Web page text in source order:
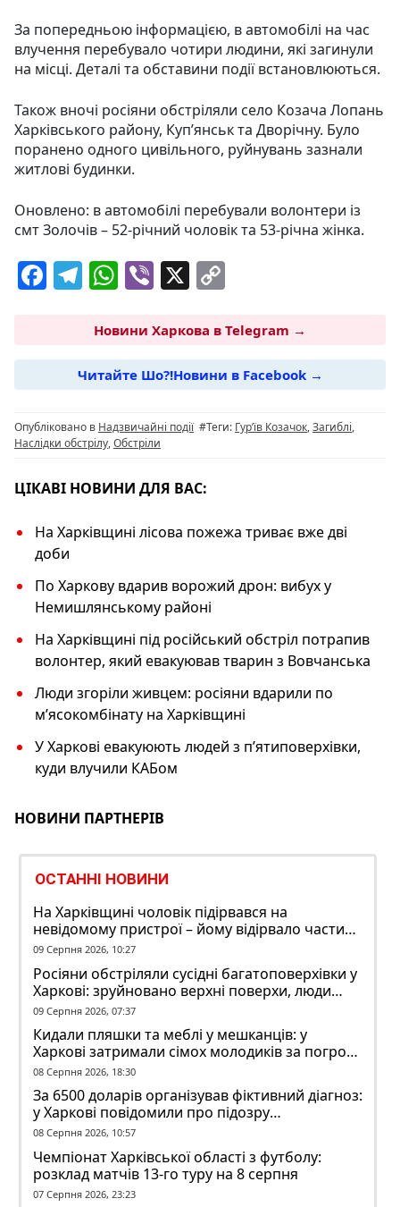
За попередньою інформацією, в автомобілі на час
влучення перебувало чотири людини, які загинули
на місці. Деталі та обставини події встановлюються.
Також вночі росіяни обстріляли село Козача Лопань
Харківського району, Купʼянськ та Дворічну. Було
поранено одного цивільного, руйнувань зазнали
житлові будинки.
Оновлено: в автомобілі перебували волонтери із
смт Золочів – 52-річний чоловік та 53-річна жінка.
F
e
b
o
o
k
T
e
g
ra
m
W
at
s
A
p
p
Vi
er
X
p
y
Li
n
Новини Харкова в Telegram →
Читайте Шо?!Новини в Facebook →
Опубліковано в Надзвичайні події #Теги: Гурʼїв Козачок,Загиблі,
Наслідки обстрілу,Обстріли
ЦІКАВІ НОВИНИ ДЛЯ ВАС:
На Харківщині лісова пожежа триває вже дві
доби
По Харкову вдарив ворожий дрон: вибух у
Немишлянському районі
На Харківщині під російський обстріл потрапив
волонтер, який евакуював тварин з Вовчанська
Люди згоріли живцем: росіяни вдарили по
мʼясокомбінату на Харківщині
У Харкові евакуюють людей з пʼятиповерхівки,
куди влучили КАБом
НОВИНИ ПАРТНЕРІВ
ОСТАННІ НОВИНИ
На Харківщині чоловік підірвався на
невідомому пристрої – йому відірвало частину
руки
09 Серпня 2026, 10:27
Росіяни обстріляли сусідні багатоповерхівки у
Харкові: зруйновано верхні поверхи, люди
заблоковані
09 Серпня 2026, 07:37
Кидали пляшки та меблі у мешканців: у
Харкові затримали сімох молодиків за погром
у гуртожитку
08 Серпня 2026, 18:30
За 6500 доларів організував фіктивний діагноз:
у Харкові повідомили про підозру
ексзавідувачу психлікарні
08 Серпня 2026, 10:57
Чемпіонат Харківської області з футболу:
розклад матчів 13-го туру на 8 серпня
07 Серпня 2026, 23:23